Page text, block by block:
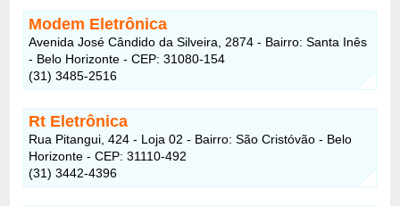
Modem Eletrônica
Avenida José Cândido da Silveira, 2874 - Bairro: Santa Inês
- Belo Horizonte - CEP: 31080-154
(31) 3485-2516
Rt Eletrônica
Rua Pitangui, 424 - Loja 02 - Bairro: São Cristóvão - Belo
Horizonte - CEP: 31110-492
(31) 3442-4396